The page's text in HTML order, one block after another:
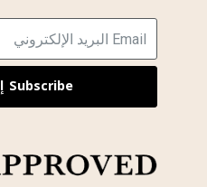
Subscribe إشترك الآن